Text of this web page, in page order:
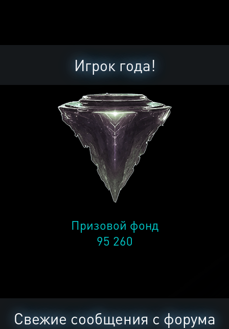
Игрок года!
Призовой фонд
95 260
Свежие сообщения с форума